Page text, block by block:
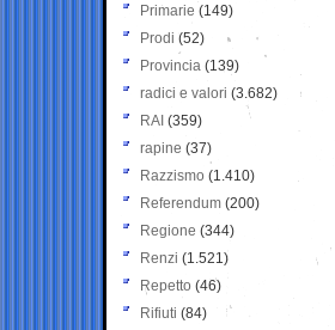
Primarie (149)
Prodi (52)
Provincia (139)
radici e valori (3.682)
RAI (359)
rapine (37)
Razzismo (1.410)
Referendum (200)
Regione (344)
Renzi (1.521)
Repetto (46)
Rifiuti (84)